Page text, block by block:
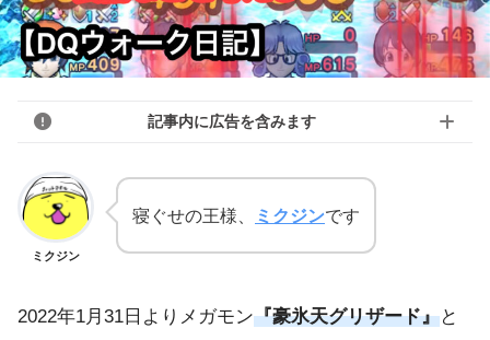
記事内に広告を含みます
ミクジン
寝ぐせの王様、 ミクジンです
2022年1月31日よりメガモン『豪氷天グリザード』と